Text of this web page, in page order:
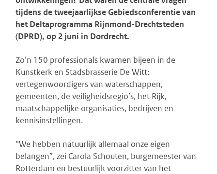
tijdens de tweejaarlijkse Gebiedsconferentie van
het Deltaprogramma Rijnmond-Drechtsteden
(DPRD), op 2 juni in Dordrecht.
Zo’n 150 professionals kwamen bijeen in de
Kunstkerk en Stadsbrasserie De Witt:
vertegenwoordigers van waterschappen,
gemeenten, de veiligheidsregio’s, het Rijk,
maatschappelijke organisaties, bedrijven en
kennisinstellingen.
“We hebben natuurlijk allemaal onze eigen
belangen”, zei Carola Schouten, burgemeester van
Rotterdam en bestuurlijk voorzitter van het